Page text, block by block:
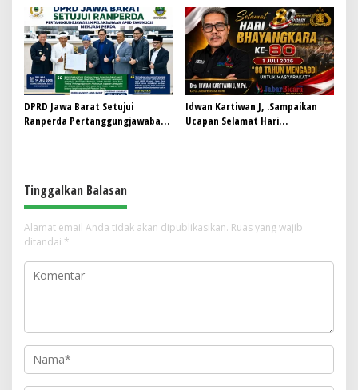
Kemanusiaan
DPRD Jawa Barat Setujui
Ranperda Pertanggungjawaban
Idwan Kartiwan J, .Sampaikan
Ucapan Selamat Hari
Tinggalkan Balasan
Alamat email Anda tidak akan dipublikasikan. Ruas yang wajib
ditandai *